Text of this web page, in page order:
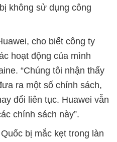
không sử dụng công
cho biết công ty
hoạt động của mình
“Chúng tôi nhận thấy
ra một số chính sách,
đổi liên tục. Huawei vẫn
chính sách này”.
bị mắc kẹt trong làn